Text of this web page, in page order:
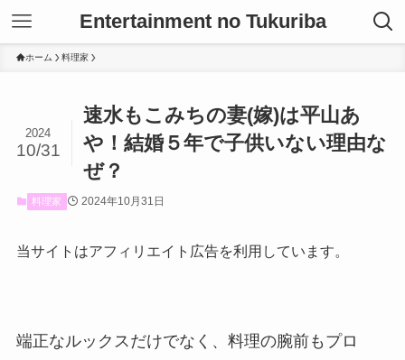
Entertainment no Tukuriba
ホーム 料理家
速水もこみちの妻(嫁)は平山あ
や！結婚５年で子供いない理由な
ぜ？
2024
10/31
料理家 2024年10月31日
当サイトはアフィリエイト広告を利用しています。
端正なルックスだけでなく、料理の腕前もプロ